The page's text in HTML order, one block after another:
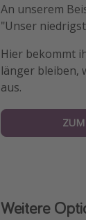
An unserem
"Unser
Hier bekommt
länger bleiben,
aus.
Weitere